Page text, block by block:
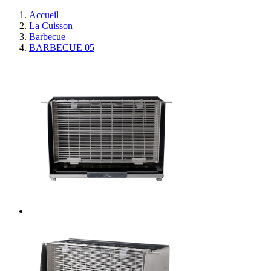
Accueil
La Cuisson
Barbecue
BARBECUE 05